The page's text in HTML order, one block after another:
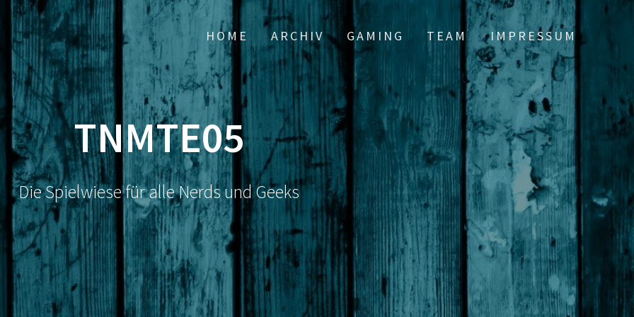
HOME ARCHIV GAMING TEAM IMPRESSUM
TNMTE05
Die Spielwiese für alle Nerds und Geeks